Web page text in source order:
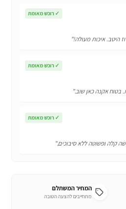
✓ רוכש מאומת
היטב. איכות מעולה!"
✓ רוכש מאומת
בטוח אקנה כאן שוב."
✓ רוכש מאומת
קלה ופשוטה ללא סיבוכים."
המחיר המשתלם
מתחייבים להצעה הטובה